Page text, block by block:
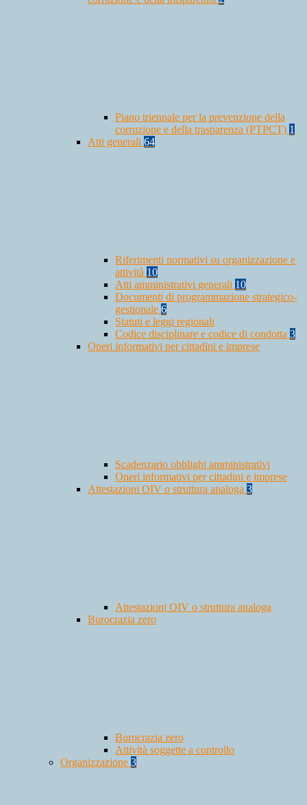
Piano triennale per la prevenzione della
corruzione e della trasparenza (PTPCT) 1
Atti generali 64
Riferimenti normativi su organizzazione e
attività 10
Atti amministrativi generali 10
Documenti di programmazione strategico-
gestionale 6
Statuti e leggi regionali
Codice disciplinare e codice di condotta 3
Oneri informativi per cittadini e imprese
Scadenzario obblighi amministrativi
Oneri informativi per cittadini e imprese
Attestazioni OIV o struttura analoga 3
Attestazioni OIV o struttura analoga
Burocrazia zero
Burocrazia zero
Attività soggette a controllo
Organizzazione 3